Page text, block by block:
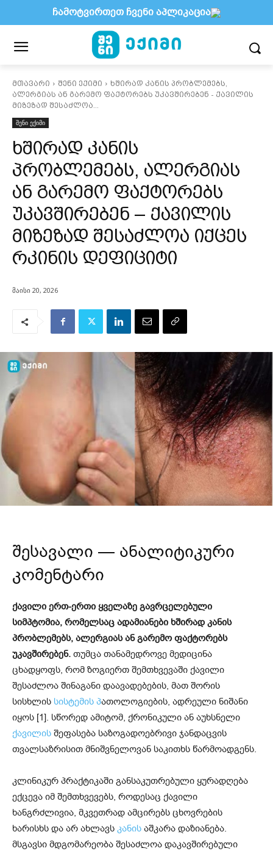
მთავარი შენი ექიმი
ხშირად კანის პრობლემებს,
ალერგიას ან გარემო ფაქტორებს უკავშირებენ - ქავილის
მიზეზად შესაძლოა...
შენი ექიმი
ხშირად კანის
პრობლემებს, ალერგიას
ან გარემო ფაქტორებს
უკავშირებენ – ქავილის
მიზეზად შესაძლოა იქცეს
რკინის დეფიციტი
მაისი 20, 2026
შესავალი — ანალიტიკური
კომენტარი
ქავილი ერთ-ერთი ყველაზე გავრცელებული
სიმპტომია, რომელსაც ადამიანები ხშირად კანის
პრობლემებს, ალერგიას ან გარემო ფაქტორებს
უკავშირებენ. თუმცა თანამედროვე მედიცინა
ცხადყოფს, რომ ზოგიერთ შემთხვევაში ქავილი
შესაძლოა შინაგანი დაავადებების, მათ შორის
სისხლის სისტემის პათოლოგიების, ადრეული ნიშანი
იყოს [1]. სწორედ ამიტომ, ქრონიკული ან აუხსნელი
ქავილის შეფასება საზოგადოებრივი ჯანდაცვის
თვალსაზრისით მნიშვნელოვან საკითხს წარმოადგენს.
კლინიკურ პრაქტიკაში განსაკუთრებული ყურადღება
ექცევა იმ შემთხვევებს, როდესაც ქავილი
ხანგრძლივია, მკვეთრად ამცირებს ცხოვრების
ხარისხს და არ ახლავს კანის აშკარა დაზიანება.
მსგავსი მდგომარეობა შესაძლოა დაკავშირებული
ჩამოტვირთეთ ჩვენი აპლიკაცია